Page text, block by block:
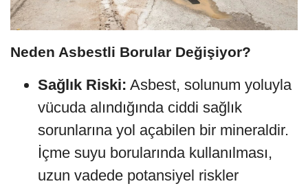
Neden Asbestli Borular Değişiyor?
Sağlık Riski: Asbest, solunum yoluyla
vücuda alındığında ciddi sağlık
sorunlarına yol açabilen bir mineraldir.
İçme suyu borularında kullanılması,
uzun vadede potansiyel riskler